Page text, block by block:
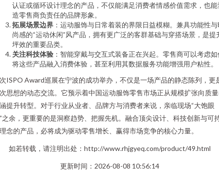
认证或循环设计理念的产品，不仅能满足消费者情感价值需求，也能
造零售商负责任的品牌形象。
拓展场景边界 ：运动服饰与日常着装的界限日益模糊。兼具功能性与
尚感的“运动休闲”风产品，拥有更广泛的客群基础与穿搭场景，是提
坪效的重要品类。
关注科技体验 ：智能穿戴与交互式装备正在兴起。零售商可以考虑如
将这些产品融入消费体验，甚至利用其数据服务功能增强用户粘性。
ISPO Award巡展在宁波的成功举办，不仅是一场产品的静态陈列，更
思想的动态交流。它预示着中国运动服饰零售市场正从规模扩张向质
提升转型。对于行业从业者、品牌方与消费者来说，亲临现场“大饱眼
之余，更重要的是洞察趋势、把握先机。融合顶尖设计、科技创新与可
念的产品，必将成为驱动零售增长、赢得市场竞争的核心力量。
如若转载，请注明出处：http://www.rhjgyeq.com/product/49.html
更新时间：2026-08-08 10:56:14